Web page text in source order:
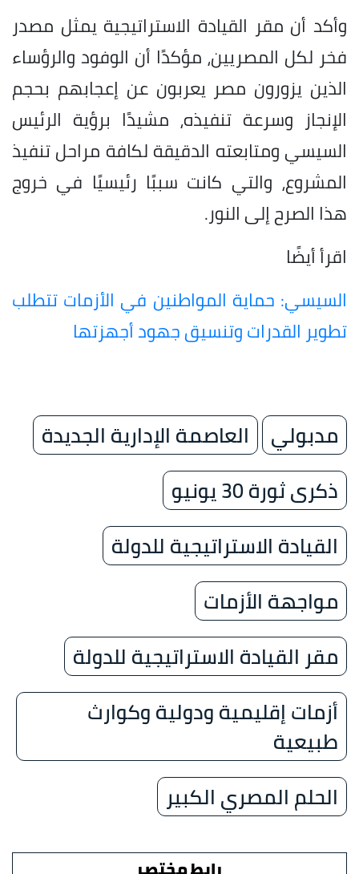
وأكد أن مقر القيادة الاستراتيجية يمثل مصدر
فخر لكل المصريين، مؤكدًا أن الوفود والرؤساء
الذين يزورون مصر يعربون عن إعجابهم بحجم
الإنجاز وسرعة تنفيذه، مشيدًا برؤية الرئيس
السيسي ومتابعته الدقيقة لكافة مراحل تنفيذ
المشروع، والتي كانت سببًا رئيسيًا في خروج
هذا الصرح إلى النور.
اقرأ أيضًا
السيسي: حماية المواطنين في الأزمات تتطلب
تطوير القدرات وتنسيق جهود أجهزتها
مدبولي
العاصمة الإدارية الجديدة
ذكرى ثورة 30 يونيو
القيادة الاستراتيجية للدولة
مواجهة الأزمات
مقر القيادة الاستراتيجية للدولة
أزمات إقليمية ودولية وكوارث
طبيعية
الحلم المصري الكبير